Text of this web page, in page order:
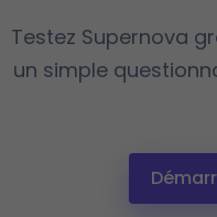
Testez Supernova
un simple